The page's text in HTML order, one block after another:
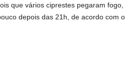
que vários ciprestes pegaram fogo,
depois das 21h, de acordo com o